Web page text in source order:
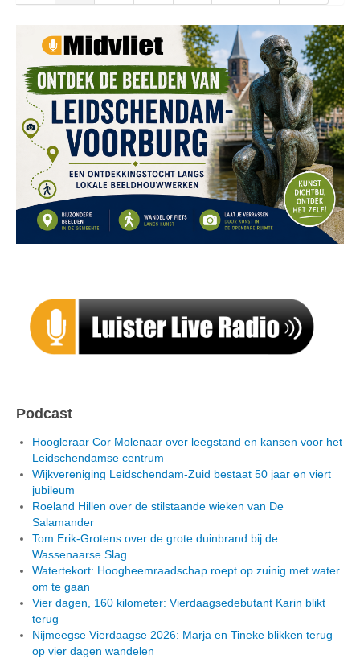
Podcast
Hoogleraar Cor Molenaar over leegstand en kansen voor het
Leidschendamse centrum
Wijkvereniging Leidschendam-Zuid bestaat 50 jaar en viert
jubileum
Roeland Hillen over de stilstaande wieken van De
Salamander
Tom Erik-Grotens over de grote duinbrand bij de
Wassenaarse Slag
Watertekort: Hoogheemraadschap roept op zuinig met water
om te gaan
Vier dagen, 160 kilometer: Vierdaagsedebutant Karin blikt
terug
Nijmeegse Vierdaagse 2026: Marja en Tineke blikken terug
op vier dagen wandelen